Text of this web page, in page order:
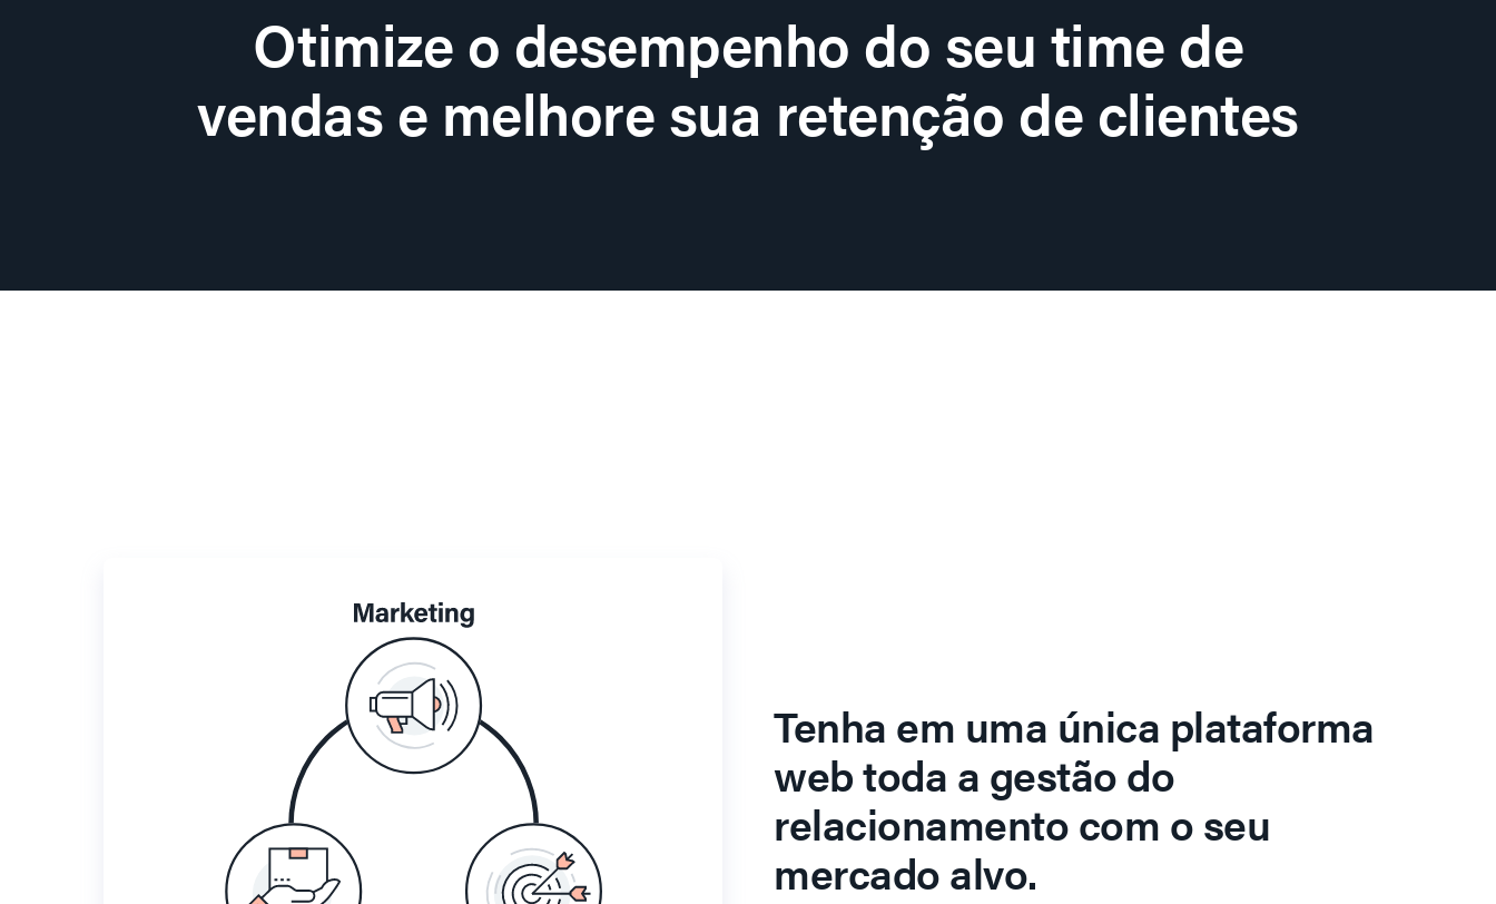
Otimize o desempenho do seu time de
vendas e melhore sua retenção de clientes
Tenha em uma única plataforma
web toda a gestão do
relacionamento com o seu
mercado alvo.